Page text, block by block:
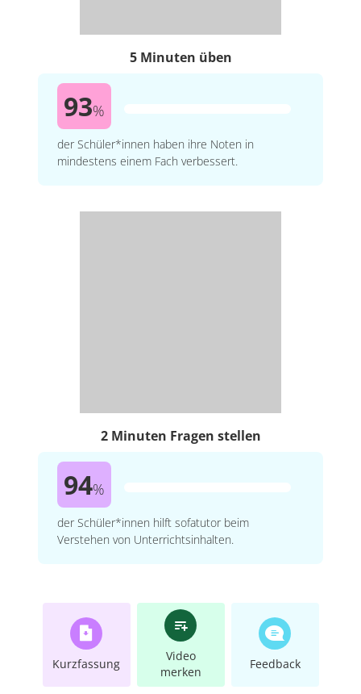
5 Minuten üben
93%
der Schüler*innen haben ihre Noten in
mindestens einem Fach verbessert.
2 Minuten Fragen stellen
94%
der Schüler*innen hilft sofatutor beim
Verstehen von Unterrichtsinhalten.
Kurzfassung
Video
merken
Feedback